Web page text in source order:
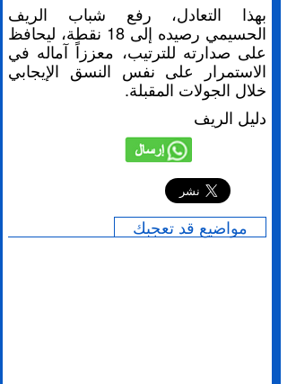
بهذا التعادل، رفع شباب الريف
الحسيمي رصيده إلى 18 نقطة، ليحافظ
على صدارته للترتيب، معززاً آماله في
الاستمرار على نفس النسق الإيجابي
خلال الجولات المقبلة.
دليل الريف
مواضيع قد تعجبك